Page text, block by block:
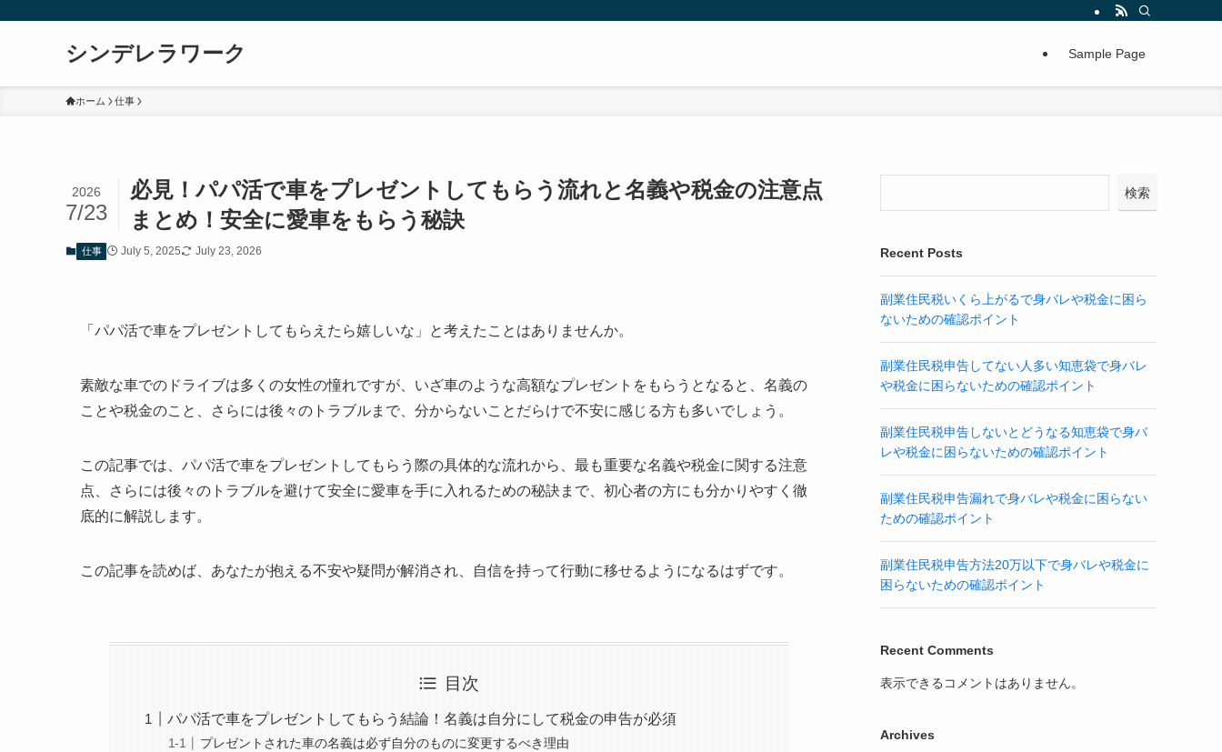
シンデレラワーク Sample Page
ホーム 仕事
必見！パパ活で車をプレゼントしてもらう流れと名義や税金の注意点
まとめ！安全に愛車をもらう秘訣
2026
7/23
仕事 July 5, 2025 July 23, 2026
「パパ活で車をプレゼントしてもらえたら嬉しいな」と考えたことはありませんか。
素敵な車でのドライブは多くの女性の憧れですが、いざ車のような高額なプレゼントをもらうとなると、名義の
ことや税金のこと、さらには後々のトラブルまで、分からないことだらけで不安に感じる方も多いでしょう。
この記事では、パパ活で車をプレゼントしてもらう際の具体的な流れから、最も重要な名義や税金に関する注意
点、さらには後々のトラブルを避けて安全に愛車を手に入れるための秘訣まで、初心者の方にも分かりやすく徹
底的に解説します。
この記事を読めば、あなたが抱える不安や疑問が解消され、自信を持って行動に移せるようになるはずです。
目次
パパ活で車をプレゼントしてもらう結論！名義は自分にして税金の申告が必須
プレゼントされた車の名義は必ず自分のものに変更するべき理由
検索
Recent Posts
副業住民税いくら上がるで身バレや税金に困ら
ないための確認ポイント
副業住民税申告してない人多い知恵袋で身バレ
や税金に困らないための確認ポイント
副業住民税申告しないとどうなる知恵袋で身バ
レや税金に困らないための確認ポイント
副業住民税申告漏れで身バレや税金に困らない
ための確認ポイント
副業住民税申告方法20万以下で身バレや税金に
困らないための確認ポイント
Recent Comments
表示できるコメントはありません。
Archives